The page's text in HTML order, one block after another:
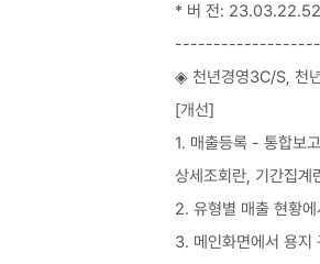
* 버 전:
◈ 천년경영3C/S, 천
[개선]
1. 매출등록 - 통합보
상세조회란, 기간집계
2. 유형별 매출 현황
3. 메인화면에서 용지